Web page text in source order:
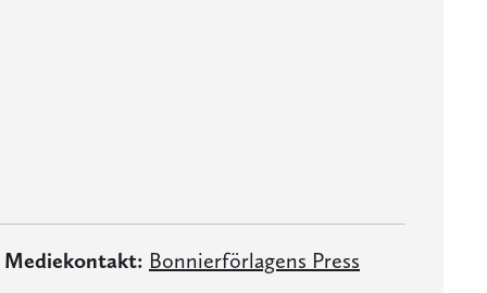
Mediekontakt: Bonnierförlagens Press